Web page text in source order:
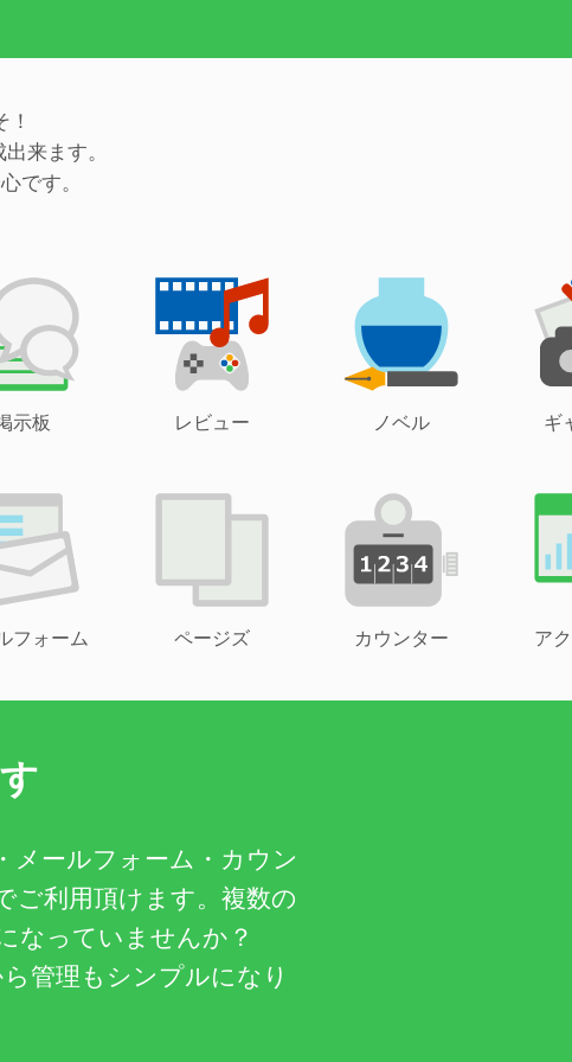
来ます。
です。
示板 レビュー ノベル ギ
フォーム ページズ カウンター ア
メールフォーム・カウン
ご利用頂けます。複数の
なっていませんか？
管理もシンプルになり